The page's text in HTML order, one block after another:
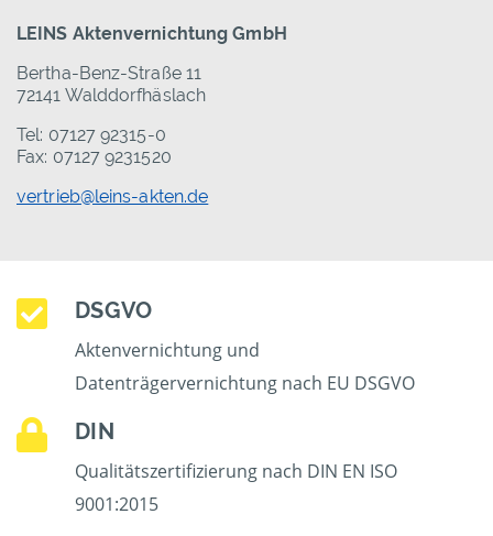
LEINS Aktenvernichtung GmbH
Bertha-Benz-Straße 11
72141 Walddorfhäslach
Tel: 07127 92315-0
Fax: 07127 9231520
vertrieb@leins-akten.de
DSGVO
Aktenvernichtung und
Datenträgervernichtung nach EU DSGVO
DIN
Qualitätszertifizierung nach DIN EN ISO
9001:2015